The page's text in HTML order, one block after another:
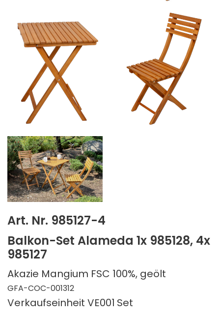
Art. Nr. 985127-4
Balkon-Set Alameda 1x 985128, 4x
985127
Akazie Mangium FSC 100%, geölt
GFA-COC-001312
Verkaufseinheit VE001 Set